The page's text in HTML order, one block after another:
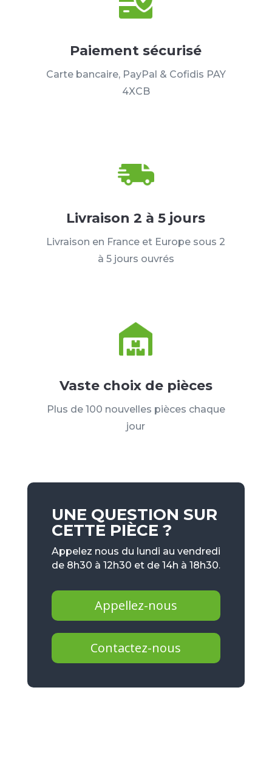
Paiement sécurisé
Carte bancaire, PayPal & Cofidis PAY
4XCB
Livraison 2 à 5 jours
Livraison en France et Europe sous 2
à 5 jours ouvrés
Vaste choix de pièces
Plus de 100 nouvelles pièces chaque
jour
UNE QUESTION SUR
CETTE PIÈCE ?
Appelez nous du lundi au vendredi
de 8h30 à 12h30 et de 14h à 18h30.
Appellez-nous
Contactez-nous